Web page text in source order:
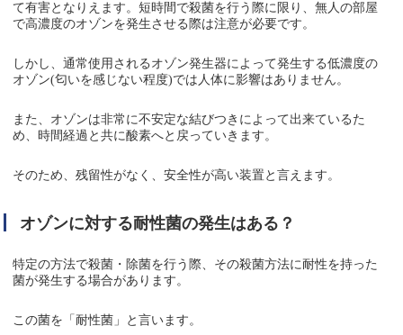
て有害となりえます。短時間で殺菌を行う際に限り、無人の部屋
で高濃度のオゾンを発生させる際は注意が必要です。
しかし、通常使用されるオゾン発生器によって発生する低濃度の
オゾン(匂いを感じない程度)では人体に影響はありません。
また、オゾンは非常に不安定な結びつきによって出来ているた
め、時間経過と共に酸素へと戻っていきます。
そのため、残留性がなく、安全性が高い装置と言えます。
オゾンに対する耐性菌の発生はある？
特定の方法で殺菌・除菌を行う際、その殺菌方法に耐性を持った
菌が発生する場合があります。
この菌を「耐性菌」と言います。